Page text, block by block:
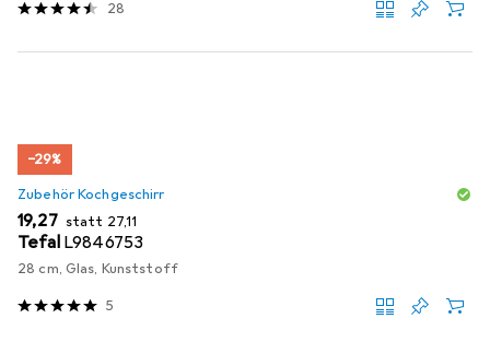
28
−29%
Zubehör Kochgeschirr
EUR
19,27 statt EUR
27,11
Tefal L9846753
28 cm, Glas, Kunststoff
5